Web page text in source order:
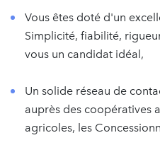
Vous êtes doté d'un
Simplicité, fiabilité,
vous un candidat idéal,
Un solide réseau de
auprès des coopératives
agricoles, les